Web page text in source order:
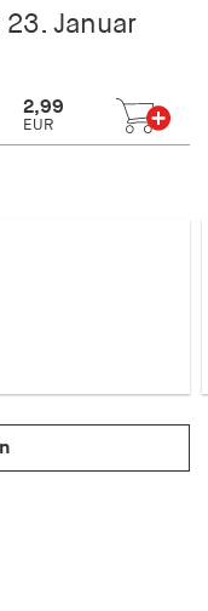
Januar
2,99
EUR